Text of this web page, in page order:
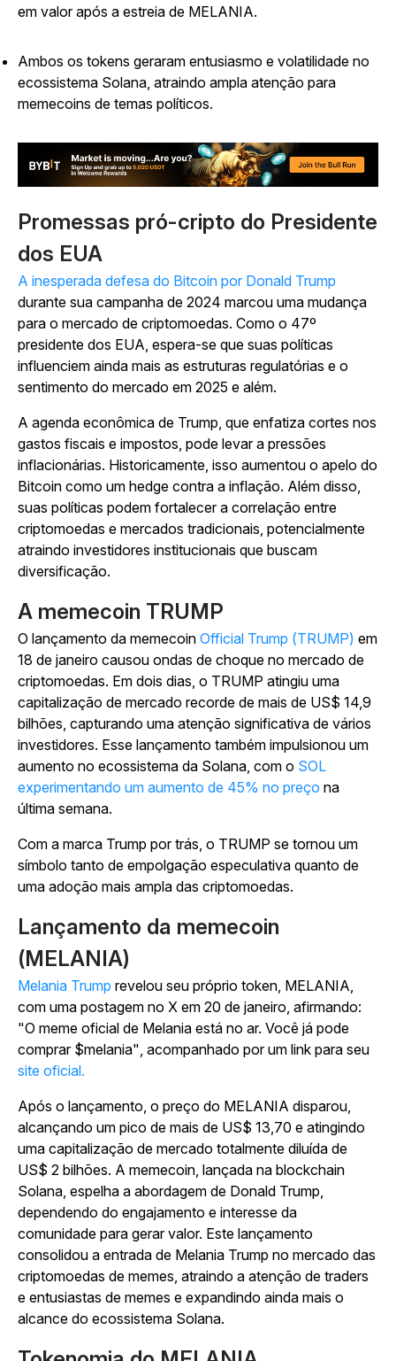
em valor após a estreia de MELANIA.
Ambos os tokens geraram entusiasmo e volatilidade no
ecossistema Solana, atraindo ampla atenção para
memecoins de temas políticos.
Promessas pró-cripto do Presidente
dos EUA
A inesperada defesa do Bitcoin por Donald Trump
durante sua campanha de 2024 marcou uma mudança
para o mercado de criptomoedas. Como o 47º
presidente dos EUA, espera-se que suas políticas
influenciem ainda mais as estruturas regulatórias e o
sentimento do mercado em 2025 e além.
A agenda econômica de Trump, que enfatiza cortes nos
gastos fiscais e impostos, pode levar a pressões
inflacionárias. Historicamente, isso aumentou o apelo do
Bitcoin como um hedge contra a inflação. Além disso,
suas políticas podem fortalecer a correlação entre
criptomoedas e mercados tradicionais, potencialmente
atraindo investidores institucionais que buscam
diversificação.
A memecoin TRUMP
O lançamento da memecoin Official Trump (TRUMP) em
18 de janeiro causou ondas de choque no mercado de
criptomoedas. Em dois dias, o TRUMP atingiu uma
capitalização de mercado recorde de mais de US$ 14,9
bilhões, capturando uma atenção significativa de vários
investidores. Esse lançamento também impulsionou um
aumento no ecossistema da Solana, com o SOL
experimentando um aumento de 45% no preço na
última semana.
Com a marca Trump por trás, o TRUMP se tornou um
símbolo tanto de empolgação especulativa quanto de
uma adoção mais ampla das criptomoedas.
Lançamento da memecoin
(MELANIA)
Melania Trump revelou seu próprio token, MELANIA,
com uma postagem no X em 20 de janeiro, afirmando:
"O meme oficial de Melania está no ar. Você já pode
comprar $melania", acompanhado por um link para seu
site oficial.
Após o lançamento, o preço do MELANIA disparou,
alcançando um pico de mais de US$ 13,70 e atingindo
uma capitalização de mercado totalmente diluída de
US$ 2 bilhões. A memecoin, lançada na blockchain
Solana, espelha a abordagem de Donald Trump,
dependendo do engajamento e interesse da
comunidade para gerar valor. Este lançamento
consolidou a entrada de Melania Trump no mercado das
criptomoedas de memes, atraindo a atenção de traders
e entusiastas de memes e expandindo ainda mais o
alcance do ecossistema Solana.